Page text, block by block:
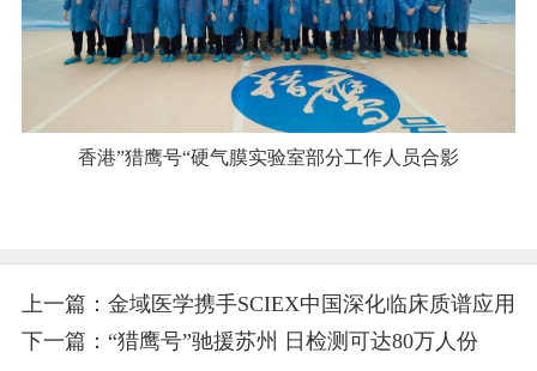
香港”猎鹰号“硬气膜实验室部分工作人员合影
上一篇：金域医学携手SCIEX中国深化临床质谱应用
下一篇：“猎鹰号”驰援苏州 日检测可达80万人份